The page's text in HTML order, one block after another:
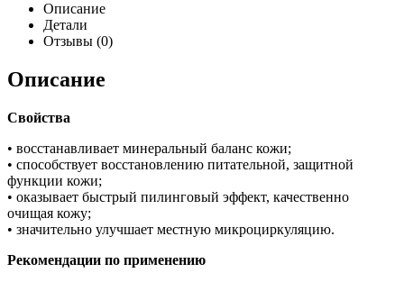
Описание
Детали
Отзывы (0)
Описание
Свойства
• восстанавливает минеральный баланс кожи;
• способствует восстановлению питательной, защитной
функции кожи;
• оказывает быстрый пилинговый эффект, качественно
очищая кожу;
• значительно улучшает местную микроциркуляцию.
Рекомендации по применению